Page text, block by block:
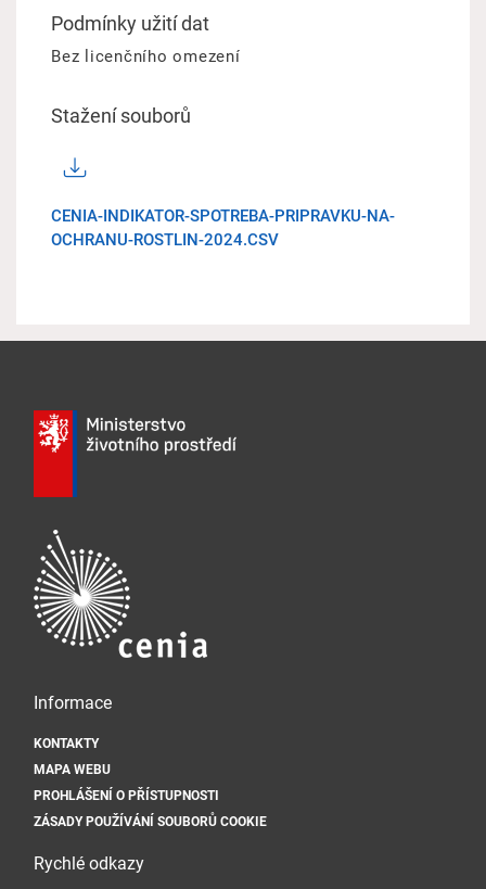
Podmínky užití dat
Bez licenčního omezení
Stažení souborů
CENIA-INDIKATOR-SPOTREBA-PRIPRAVKU-NA-
OCHRANU-ROSTLIN-2024.CSV
Informace
KONTAKTY
MAPA WEBU
PROHLÁŠENÍ O PŘÍSTUPNOSTI
ZÁSADY POUŽÍVÁNÍ SOUBORŮ COOKIE
Rychlé odkazy